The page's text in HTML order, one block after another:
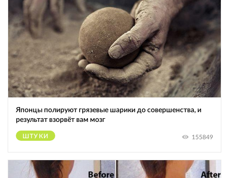
Японцы полируют грязевые шарики до совершенства, и
результат взорвёт вам мозг
ШТУКИ 155849